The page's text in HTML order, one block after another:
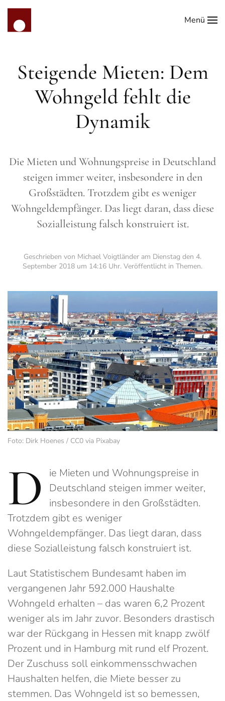
Zum Hauptinhalt springen
Menü
Steigende Mieten: Dem
Wohngeld fehlt die
Dynamik
Die Mieten und Wohnungspreise in Deutschland
steigen immer weiter, insbesondere in den
Großstädten. Trotzdem gibt es weniger
Wohngeldempfänger. Das liegt daran, dass diese
Sozialleistung falsch konstruiert ist.
Geschrieben von Michael Voigtländer am Dienstag den 4.
September 2018 um 14:16 Uhr. Veröffentlicht in Themen.
Foto: Dirk Hoenes / CC0 via Pixabay
D
ie Mieten und Wohnungspreise in
Deutschland steigen immer weiter,
insbesondere in den Großstädten.
Trotzdem gibt es weniger
Wohngeldempfänger. Das liegt daran, dass
diese Sozialleistung falsch konstruiert ist.
Laut Statistischem Bundesamt haben im
vergangenen Jahr 592.000 Haushalte
Wohngeld erhalten – das waren 6,2 Prozent
weniger als im Jahr zuvor. Besonders drastisch
war der Rückgang in Hessen mit knapp zwölf
Prozent und in Hamburg mit rund elf Prozent.
Der Zuschuss soll einkommensschwachen
Haushalten helfen, die Miete besser zu
stemmen. Das Wohngeld ist so bemessen,